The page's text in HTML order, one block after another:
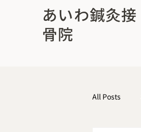
あいわ鍼灸接
骨院
All Posts